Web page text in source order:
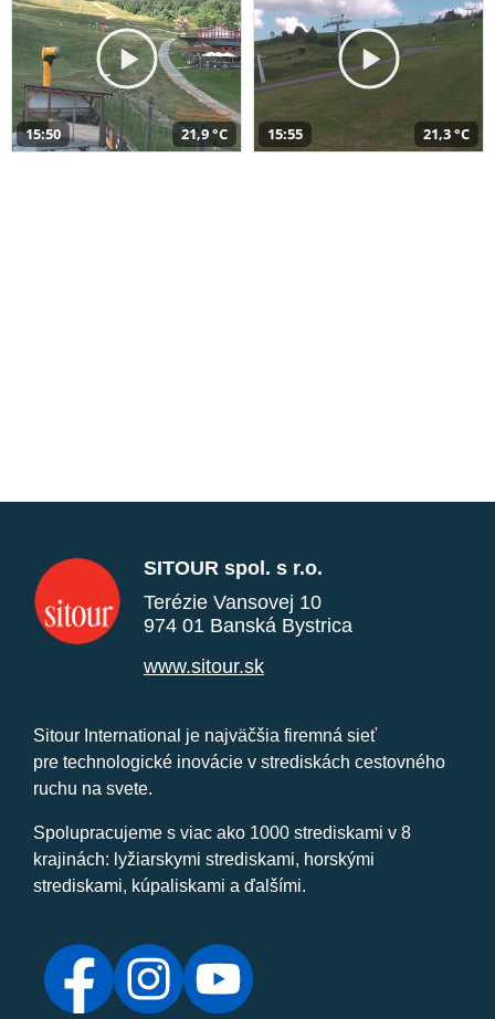
15:50 21,9 °C 15:55 21,3 °C
SITOUR spol. s r.o.
Terézie Vansovej 10
974 01 Banská Bystrica
www.sitour.sk
Sitour International je najväčšia firemná sieť
pre technologické inovácie v strediskách cestovného
ruchu na svete.
Spolupracujeme s viac ako 1000 strediskami v 8
krajinách: lyžiarskymi strediskami, horskými
strediskami, kúpaliskami a ďalšími.